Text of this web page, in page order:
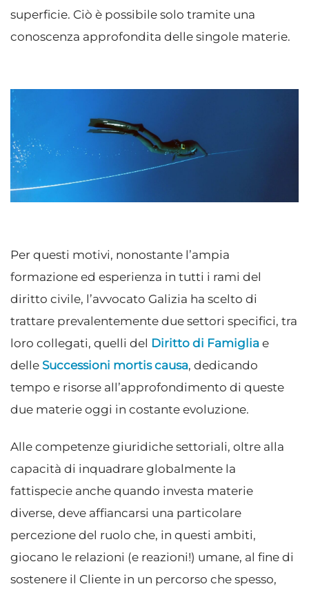
superficie. Ciò è possibile solo tramite una
conoscenza approfondita delle singole materie.
Per questi motivi, nonostante l’ampia
formazione ed esperienza in tutti i rami del
diritto civile, l’avvocato Galizia ha scelto di
trattare prevalentemente due settori specifici, tra
loro collegati, quelli del Diritto di Famiglia e
delle Successioni mortis causa, dedicando
tempo e risorse all’approfondimento di queste
due materie oggi in costante evoluzione.
Alle competenze giuridiche settoriali, oltre alla
capacità di inquadrare globalmente la
fattispecie anche quando investa materie
diverse, deve affiancarsi una particolare
percezione del ruolo che, in questi ambiti,
giocano le relazioni (e reazioni!) umane, al fine di
sostenere il Cliente in un percorso che spesso,